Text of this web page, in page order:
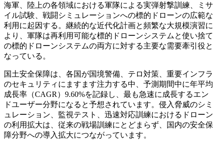
海軍、陸上の各領域における軍隊による実弾射撃訓練、ミサ
イル試験、戦闘シミュレーションへの標的ドローンの広範な
利用に起因する。継続的な近代化計画と頻繁な大規模演習に
より、軍隊は再利用可能な標的ドローンシステムと使い捨て
の標的ドローンシステムの両方に対する主要な需要牽引役と
なっている。
国土安全保障は、各国が国境警備、テロ対策、重要インフラ
のセキュリティにますます注力する中、予測期間中に年平均
成長率（CAGR）9.60%を記録し、最も急速に成長するエン
ドユーザー分野になると予想されています。侵入脅威のシミ
ュレーション、監視テスト、迅速対応訓練におけるドローン
の利用拡大は、従来の戦場訓練にとどまらず、国内の安全保
障分野への導入拡大につながっています。